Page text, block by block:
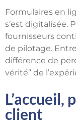
Formulaires en
s’est digitalisée.
fournisseurs
de pilotage.
différence de
vérité” de
L’accueil,
client